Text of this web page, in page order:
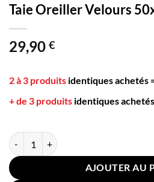
Taie Oreiller Velours
29,90 €
2 à 3 produits identiques achetés
+ de 3 produits identiques achetés
quantité de Taie Oreiller Velours
AJOUTER AU